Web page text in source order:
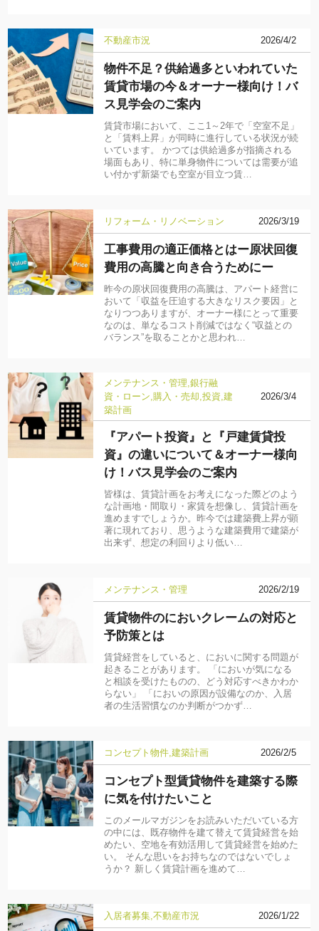
不動産市況 2026/4/2
物件不足？供給過多といわれていた
賃貸市場の今＆オーナー様向け！バ
ス見学会のご案内
賃貸市場において、ここ1～2年で「空室不足」
と「賃料上昇」が同時に進行している状況が続
いています。 かつては供給過多が指摘される
場面もあり、特に単身物件については需要が追
い付かず新築でも空室が目立つ賃…
リフォーム・リノベーション 2026/3/19
工事費用の適正価格とはー原状回復
費用の高騰と向き合うためにー
昨今の原状回復費用の高騰は、アパート経営に
おいて「収益を圧迫する大きなリスク要因」と
なりつつありますが、オーナー様にとって重要
なのは、単なるコスト削減ではなく“収益との
バランス”を取ることかと思われ…
メンテナンス・管理 銀行融
資・ローン 購入・売却 投資 建
築計画
2026/3/4
『アパート投資』と『戸建賃貸投
資』の違いについて＆オーナー様向
け！バス見学会のご案内
皆様は、賃貸計画をお考えになった際どのよう
な計画地・間取り・家賃を想像し、賃貸計画を
進めますでしょうか。昨今では建築費上昇が顕
著に現れており、思うような建築費用で建築が
出来ず、想定の利回りより低い…
メンテナンス・管理 2026/2/19
賃貸物件のにおいクレームの対応と
予防策とは
賃貸経営をしていると、においに関する問題が
起きることがあります。 「においが気になる
と相談を受けたものの、どう対応すべきかわか
らない」 「においの原因が設備なのか、入居
者の生活習慣なのか判断がつかず…
コンセプト物件 建築計画 2026/2/5
コンセプト型賃貸物件を建築する際
に気を付けたいこと
このメールマガジンをお読みいただいている方
の中には、既存物件を建て替えて賃貸経営を始
めたい、空地を有効活用して賃貸経営を始めた
い。 そんな思いをお持ちなのではないでしょ
うか？ 新しく賃貸計画を進めて…
入居者募集 不動産市況 2026/1/22